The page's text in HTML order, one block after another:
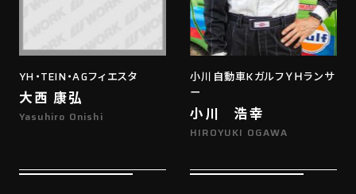
YH・TEIN・AGフィエスタ
大西 康弘
Yasuhiro Onishi
小川自動車KガルフＹＨランサ
ー
小川 浩幸
HIROYUKI OGAWA